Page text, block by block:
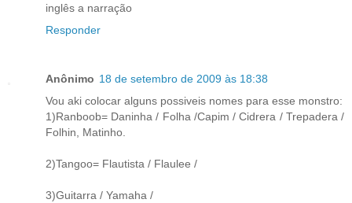
inglês a narração
Responder
Anônimo 18 de setembro de 2009 às 18:38
Vou aki colocar alguns possiveis nomes para esse monstro:
1)Ranboob= Daninha / Folha /Capim / Cidrera / Trepadera /
Folhin, Matinho.
2)Tangoo= Flautista / Flaulee /
3)Guitarra / Yamaha /